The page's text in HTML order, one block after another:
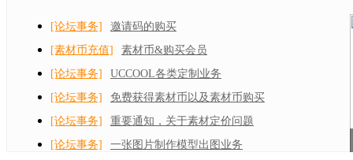
[论坛事务]
邀请码的购买
[素材币充值]
素材币&购买会员
[论坛事务]
UCCOOL各类定制业务
[论坛事务]
免费获得素材币以及素材币购买
[论坛事务]
重要通知，关于素材定价问题
[论坛事务]
一张图片制作模型出图业务